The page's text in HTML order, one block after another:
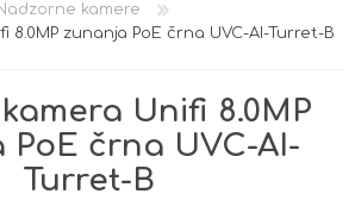
kamere
8.0MP zunanja PoE črna UVC-AI-Turret-B
Unifi 8.0MP
PoE črna UVC-AI-
Turret-B